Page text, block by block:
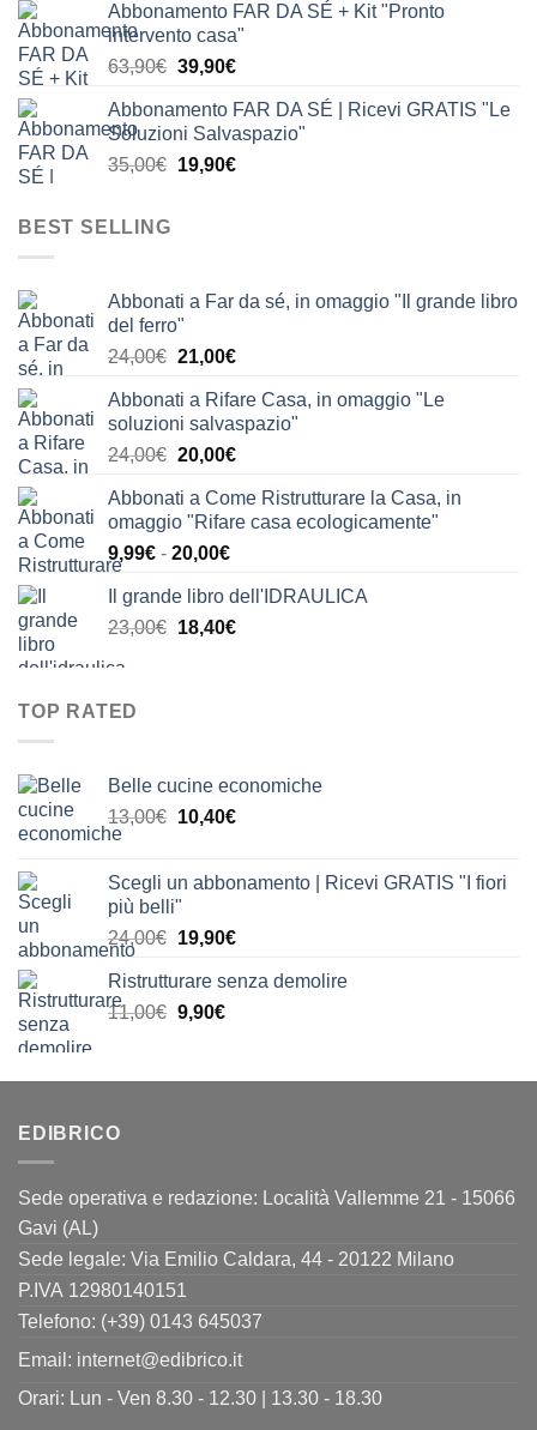
originale
era:
24,00€.
attuale
è:
19,90€.
Abbonamento FAR DA SÉ + Kit "Pronto
intervento casa"
63,90€ Il
originale
era:
63,90€.
39,90€Il
attuale
è:
39,90€.
Abbonamento FAR DA SÉ | Ricevi GRATIS "Le
Soluzioni Salvaspazio"
35,00€ Il
19,90€Il
BEST SELLING
Abbonati a Far da sé, in omaggio "Il grande libro
del ferro"
24,00€ Il
originale
era:
24,00€.
21,00€Il
attuale
è:
21,00€.
Abbonati a Rifare Casa, in omaggio "Le
soluzioni salvaspazio"
24,00€ Il
originale
era:
24,00€.
20,00€Il
attuale
è:
Abbonati a Come Ristrutturare la Casa, in
omaggio "Rifare casa ecologicamente"
9,99€ - 20,00€Fascia
prezzo:
da
Il grande libro dell'IDRAULICA
23,00€ Il
18,40€Il
TOP RATED
Belle cucine economiche
13,00€ Il
era:
10,40€Il
è:
Scegli un abbonamento | Ricevi GRATIS "I fiori
più belli"
24,00€ Il
originale
era:
19,90€Il
attuale
Ristrutturare senza demolire
11,00€ Il
era:
9,90€Il
è:
EDIBRICO
Sede operativa e redazione: Località Vallemme 21 - 15066
Gavi (AL)
Sede legale: Via Emilio Caldara, 44 - 20122 Milano
P.IVA 12980140151
Telefono: (+39) 0143 645037
Email: internet@edibrico.it
Orari: Lun - Ven 8.30 - 12.30 | 13.30 - 18.30